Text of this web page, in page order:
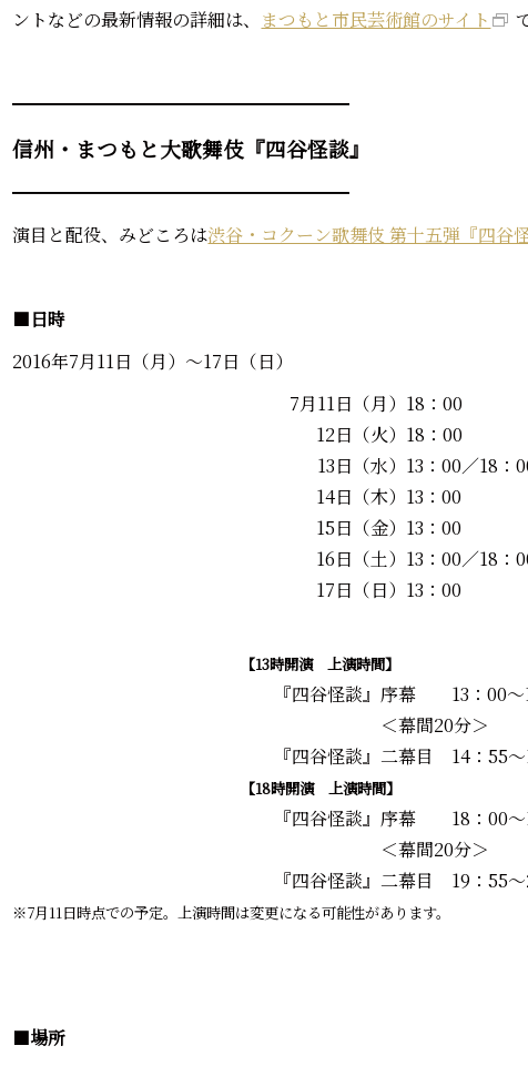
ントなどの最新情報の詳細は、 まつもと市民芸術館のサイト
━━━━━━━━━━━━━━━━━━━
信州・まつもと大歌舞伎『四谷怪談』
━━━━━━━━━━━━━━━━━━━
演目と配役、みどころは渋谷・コクーン歌舞伎 第十五弾『四谷怪
■日時
2016年7月11日（月）～17日（日）
7月11日（月）
12日（火）
13日（水）
14日（木）
15日（金）
16日（土）
17日（日）
18：00
18：00
13：00／18：
13：00
13：00
13：00／18：
13：00
【13時開演 上演時間】
『四谷怪談』序幕
13：00～
＜幕間20分＞
『四谷怪談』二幕目
14：55
【18時開演 上演時間】
『四谷怪談』序幕
18：00～
＜幕間20分＞
『四谷怪談』二幕目
19：55
※7月11日時点での予定。上演時間は変更になる可能性があります。
■場所